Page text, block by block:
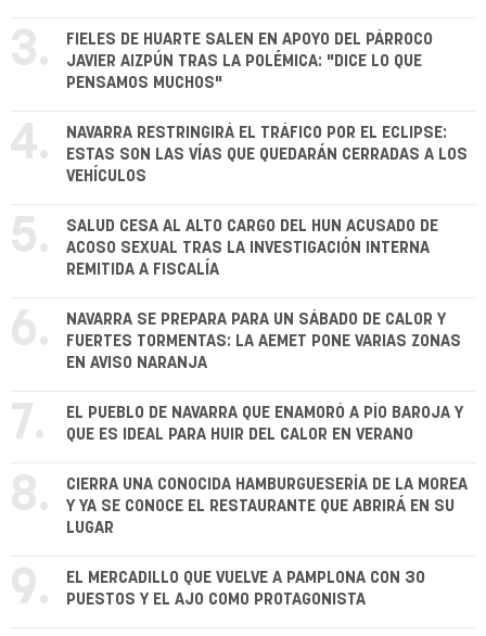
3.
FIELES DE HUARTE SALEN EN APOYO DEL PÁRROCO
JAVIER AIZPÚN TRAS LA POLÉMICA: "DICE LO QUE
PENSAMOS MUCHOS"
4.
NAVARRA RESTRINGIRÁ EL TRÁFICO POR EL ECLIPSE:
ESTAS SON LAS VÍAS QUE QUEDARÁN CERRADAS A LOS
VEHÍCULOS
5.
SALUD CESA AL ALTO CARGO DEL HUN ACUSADO DE
ACOSO SEXUAL TRAS LA INVESTIGACIÓN INTERNA
REMITIDA A FISCALÍA
6.
NAVARRA SE PREPARA PARA UN SÁBADO DE CALOR Y
FUERTES TORMENTAS: LA AEMET PONE VARIAS ZONAS
EN AVISO NARANJA
7.
EL PUEBLO DE NAVARRA QUE ENAMORÓ A PÍO BAROJA Y
QUE ES IDEAL PARA HUIR DEL CALOR EN VERANO
8.
CIERRA UNA CONOCIDA HAMBURGUESERÍA DE LA MOREA
Y YA SE CONOCE EL RESTAURANTE QUE ABRIRÁ EN SU
LUGAR
9.
EL MERCADILLO QUE VUELVE A PAMPLONA CON 30
PUESTOS Y EL AJO COMO PROTAGONISTA